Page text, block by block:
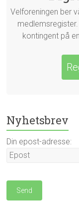
Velforeningen ber
kontingent på
Nyhetsbrev
Din epost-adresse: